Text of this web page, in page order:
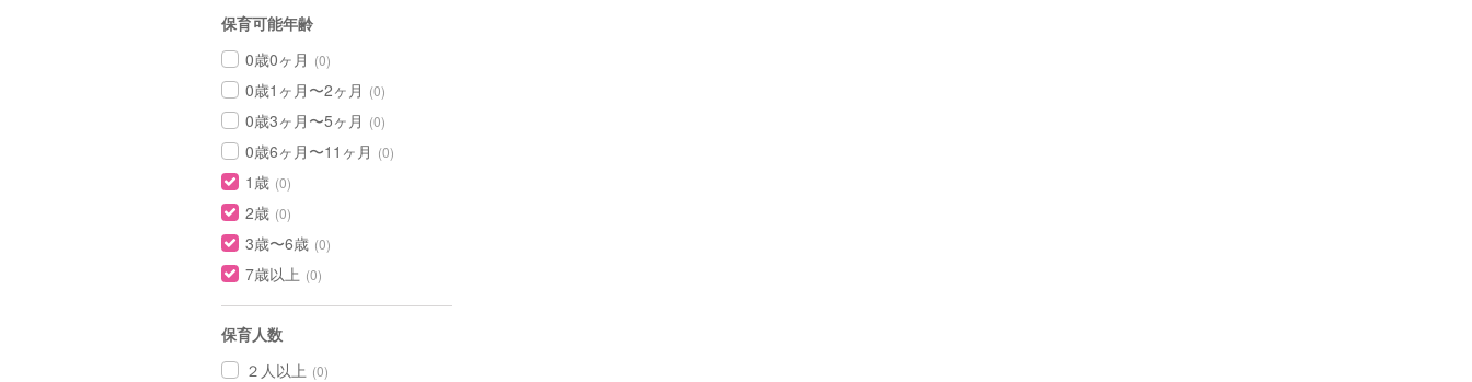
保育可能年齢
0歳0ヶ月 (0)
0歳1ヶ月〜2ヶ月 (0)
0歳3ヶ月〜5ヶ月 (0)
0歳6ヶ月〜11ヶ月 (0)
1歳 (0)
2歳 (0)
3歳〜6歳 (0)
7歳以上 (0)
保育人数
２人以上 (0)